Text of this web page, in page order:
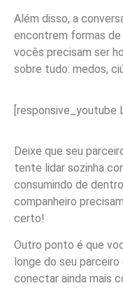
Além disso, a
encontrem formas de
vocês precisam ser
sobre tudo: medos,
[responsive_youtube
Deixe que seu
tente lidar sozinha
consumindo de
companheiro
certo!
Outro ponto é que
longe do seu
conectar ainda mais